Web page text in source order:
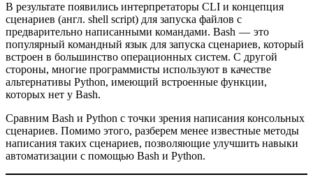
В результате появились интерпретаторы CLI и концепция
сценариев (англ. shell script) для запуска файлов с
предварительно написанными командами. Bash — это
популярный командный язык для запуска сценариев, который
встроен в большинство операционных систем. С другой
стороны, многие программисты используют в качестве
альтернативы Python, имеющий встроенные функции,
которых нет у Bash.
Сравним Bash и Python с точки зрения написания консольных
сценариев. Помимо этого, разберем менее известные методы
написания таких сценариев, позволяющие улучшить навыки
автоматизации с помощью Bash и Python.